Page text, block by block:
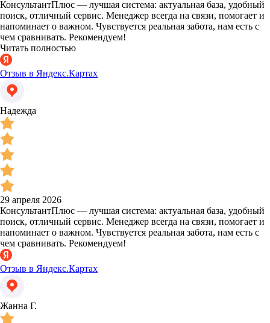
КонсультантПлюс — лучшая система: актуальная база, удобный
поиск, отличный сервис. Менеджер всегда на связи, помогает и
напоминает о важном. Чувствуется реальная забота, нам есть с
чем сравнивать. Рекомендуем!
Читать полностью
Отзыв в Яндекс.Картах
Надежда
29 апреля 2026
КонсультантПлюс — лучшая система: актуальная база, удобный
поиск, отличный сервис. Менеджер всегда на связи, помогает и
напоминает о важном. Чувствуется реальная забота, нам есть с
чем сравнивать. Рекомендуем!
Отзыв в Яндекс.Картах
Жанна Г.